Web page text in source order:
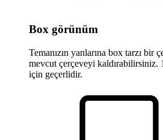
Box görünüm
Temanızın yanlarına box tarzı bir
mevcut çerçeveyi kaldırabilirsiniz.
için geçerlidir.